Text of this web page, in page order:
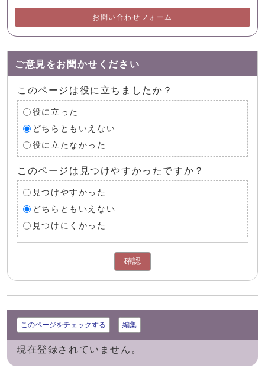
お問い合わせフォーム
ご意見をお聞かせください
このページは役に立ちましたか？
役に立った
どちらともいえない
役に立たなかった
このページは見つけやすかったですか？
見つけやすかった
どちらともいえない
見つけにくかった
確認
このページをチェックする 編集
現在登録されていません。